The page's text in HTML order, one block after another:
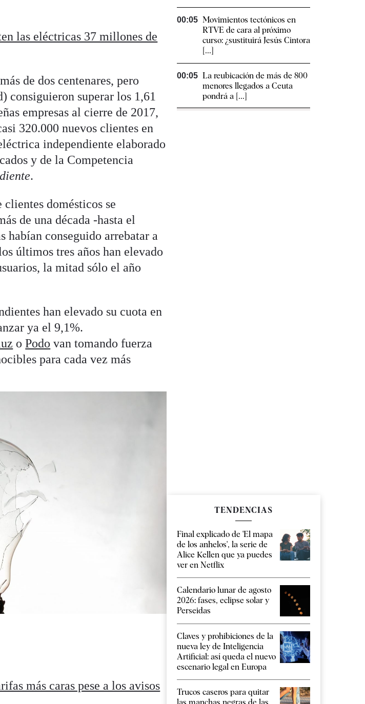
las eléctricas 37 millones de
de dos centenares, pero
consiguieron superar los 1,61
empresas al cierre de 2017,
320.000 nuevos clientes en
independiente elaborado
y de la Competencia
.
domésticos se
de una década -hasta el
habían conseguido arrebatar a
últimos tres años han elevado
la mitad sólo el año
han elevado su cuota en
ya el 9,1%.
oPodo van tomando fuerza
para cada vez más
más caras pese a los avisos
00:05 Movimientos tectónicos en
RTVE de cara al próximo
curso: ¿sustituirá Jesús Cintora
[...]
00:05 La reubicación de más de 800
menores llegados a Ceuta
pondrá a [...]
TENDENCIAS
Final explicado de 'El mapa
de los anhelos', la serie de
Alice Kellen que ya puedes
ver en Netflix
Calendario lunar de agosto
2026: fases, eclipse solar y
Perseidas
Claves y prohibiciones de la
nueva ley de Inteligencia
Artificial: así queda el nuevo
escenario legal en Europa
Trucos caseros para quitar